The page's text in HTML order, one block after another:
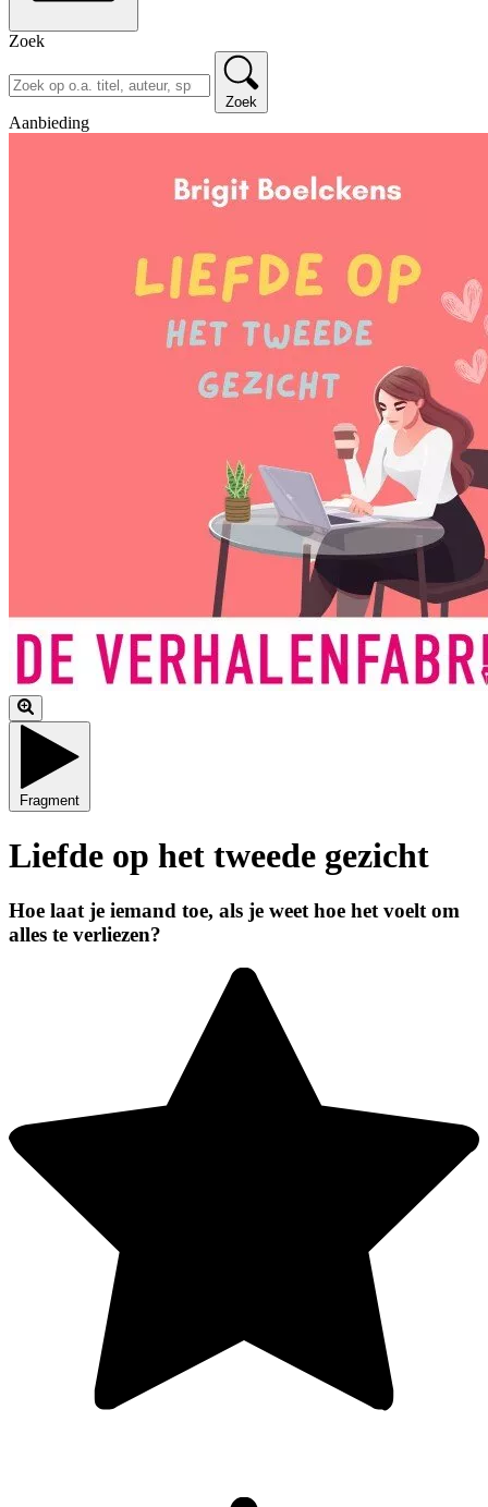
Zoek
Zoek
Aanbieding
Fragment
Liefde op het tweede gezicht
Hoe laat je iemand toe, als je weet hoe het voelt om
alles te verliezen?